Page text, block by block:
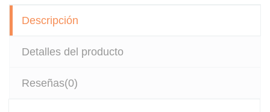
Descripción
Detalles del producto
Reseñas(0)